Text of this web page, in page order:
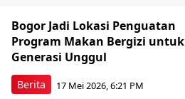
Berita
Bogor Jadi Lokasi Penguatan
Program Makan Bergizi untuk
Generasi Unggul
17 Mei 2026, 6:21 PM